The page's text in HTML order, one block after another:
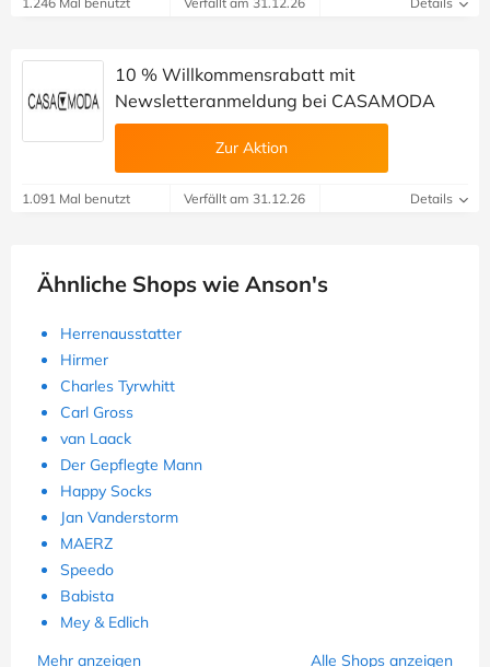
10 % Willkommensrabatt mit
Newsletteranmeldung bei CASAMODA
Zur Aktion
1.091 Mal benutzt Verfällt am 31.12.26 Details
Ähnliche Shops wie Anson's
Herrenausstatter
Hirmer
Charles Tyrwhitt
Carl Gross
van Laack
Der Gepflegte Mann
Happy Socks
Jan Vanderstorm
MAERZ
Speedo
Babista
Mey & Edlich
Mehr anzeigen
Alle Shops anzeigen